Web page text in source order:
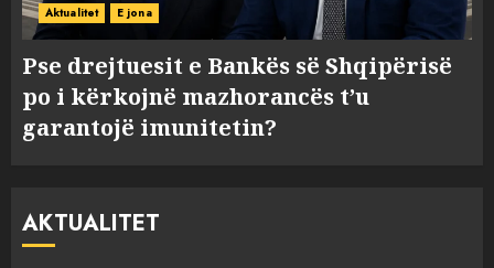
Aktualitet E jona
Pse drejtuesit e Bankës së Shqipërisë
po i kërkojnë mazhorancës t’u
garantojë imunitetin?
AKTUALITET